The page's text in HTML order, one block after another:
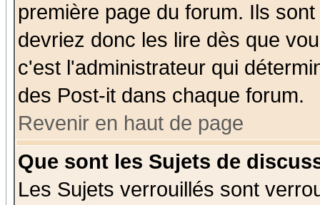
première page du forum. Ils
devriez donc les lire dès que
c'est l'administrateur qui
des Post-it dans chaque forum.
Revenir en haut de page
Que sont les Sujets de
Les Sujets verrouillés sont